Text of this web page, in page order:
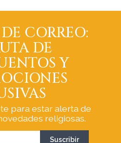
CORREO:
DE
Y
para estar alerta de
religiosas.